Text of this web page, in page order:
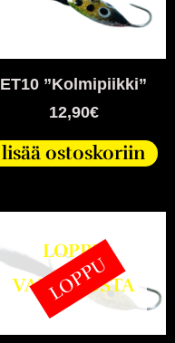
ET10 ”Kolmipiikki”
12,90€
lisää ostoskoriin
LOPPU
VARASTOSTA
LOPPU